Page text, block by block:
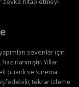
sevenler için
Yıllar
puanlı ve sinema
tekrar izleme